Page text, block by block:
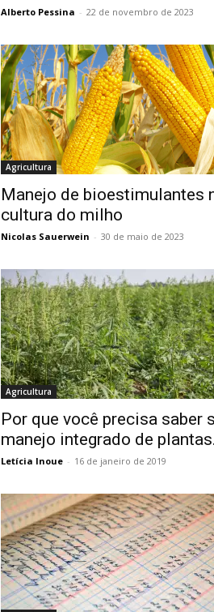
Alberto Pessina - 22 de novembro de 2023
Agricultura
Manejo de bioestimulantes
cultura do milho
Nicolas Sauerwein - 30 de maio de 2023
Agricultura
Por que você precisa saber
manejo integrado de
Letícia Inoue - 16 de janeiro de 2019